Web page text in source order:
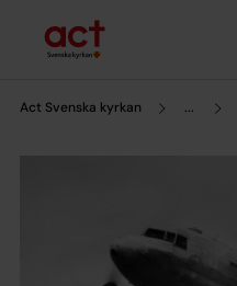
Act Svenska kyrkan ...